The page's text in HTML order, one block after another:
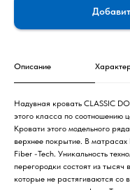
Описание
Надувная кровать CLASSIC
этого класса по соотношению
Кровати этого модельного
верхнее покрытие. В
Fiber -Tech. Уникальность
перегородки состоят из
которые не растягиваются со